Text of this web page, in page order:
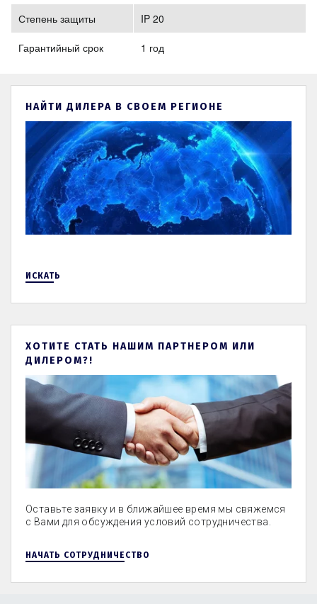
Степень защиты IP 20
Гарантийный срок 1 год
НАЙТИ ДИЛЕРА В СВОЕМ РЕГИОНЕ
ИСКАТЬ
ХОТИТЕ СТАТЬ НАШИМ ПАРТНЕРОМ ИЛИ
ДИЛЕРОМ?!
Оставьте заявку и в ближайшее время мы свяжемся
с Вами для обсуждения условий сотрудничества.
НАЧАТЬ СОТРУДНИЧЕСТВО